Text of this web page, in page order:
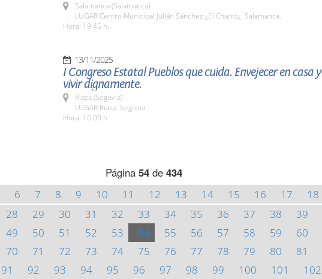
Salamanca (Salamanca)
LUGAR Centro Municipal Julián Sánchez ¿El Charro¿. Salamanca.
Hora: 19:45 h.
13/11/2025
I Congreso Estatal Pueblos que cuida. Envejecer en casa y
vivir dignamente.
Riaza (Segovia)
LUGAR Riaza. Segovia
Hora: 16:00 h.
Página 54 de 434
6 7 8 9 10 11 12 13 14 15 16 17 18
28 29 30 31 32 33 34 35 36 37 38 39
49 50 51 52 53 54 55 56 57 58 59 60
70 71 72 73 74 75 76 77 78 79 80 81
91 92 93 94 95 96 97 98 99 100 101 102